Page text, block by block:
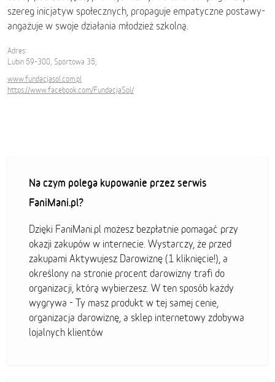
szereg inicjatyw społecznych, propaguje empatyczne postawy-
angażuje w swoje działania młodzież szkolną.
Adres:
Lubin 59-300, Sportowa 35,
www.fundacjasol.com.pl
https://www.facebook.com/FundacjaSol/
Na czym polega kupowanie przez serwis
FaniMani.pl?
Dzięki FaniMani.pl możesz bezpłatnie pomagać przy
okazji zakupów w internecie. Wystarczy, że przed
zakupami Aktywujesz Darowiznę (1 kliknięcie!), a
określony na stronie procent darowizny trafi do
organizacji, którą wybierzesz. W ten sposób każdy
wygrywa - Ty masz produkt w tej samej cenie,
organizacja darowiznę, a sklep internetowy zdobywa
lojalnych klientów